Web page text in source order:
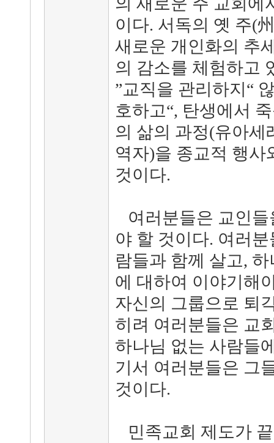
이다. 서독의 옛 주(
새로운 개인화의 추
의 감소를 체험하고
”교직을 관리하지“
호하고“, 탄생에서
의 삶의 과정(유아세
역자)을 종교적 행사
것이다.
여러분들은 교인들
야 할 것이다. 여러
람들과 함께 살고,
에 대하여 이야기해
자신의 그룹으로 퇴
히려 여러분들은 교
하나님 없는 사람들
기서 여러분들은 그
것이다.
민족교회 제도가